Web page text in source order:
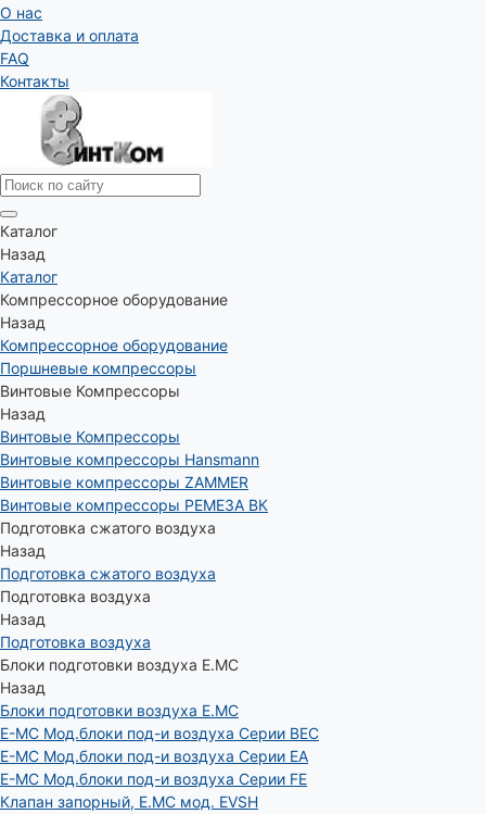
О нас
Доставка и оплата
FAQ
Контакты
Каталог
Назад
Каталог
Компрессорное оборудование
Назад
Компрессорное оборудование
Поршневые компрессоры
Винтовые Компрессоры
Назад
Винтовые Компрессоры
Винтовые компрессоры Hansmann
Винтовые компрессоры ZAMMER
Винтовые компрессоры РЕМЕЗА ВК
Подготовка сжатого воздуха
Назад
Подготовка сжатого воздуха
Подготовка воздуха
Назад
Подготовка воздуха
Блоки подготовки воздуха E.MC
Назад
Блоки подготовки воздуха E.MC
E-MC Мод.блоки под-и воздуха Серии BEC
E-MC Мод.блоки под-и воздуха Серии EA
E-MC Мод.блоки под-и воздуха Серии FE
Клапан запорный, E.MC мод. EVSH